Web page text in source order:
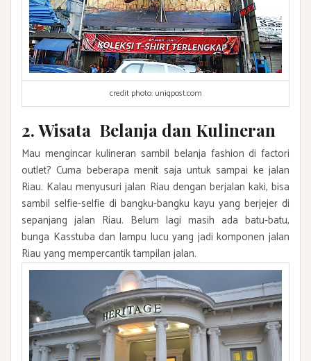
credit photo: uniqpost.com
2. Wisata Belanja dan Kulineran
Mau mengincar kulineran sambil belanja fashion di factori
outlet? Cuma beberapa menit saja untuk sampai ke jalan
Riau. Kalau menyusuri jalan Riau dengan berjalan kaki, bisa
sambil selfie-selfie di bangku-bangku kayu yang berjejer di
sepanjang jalan Riau. Belum lagi masih ada batu-batu,
bunga Kasstuba dan lampu lucu yang jadi komponen jalan
Riau yang mempercantik tampilan jalan.